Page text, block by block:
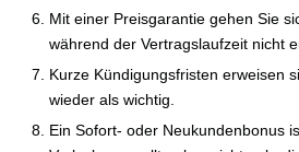
Mit einer Preisgarantie gehen Sie
während der Vertragslaufzeit nicht
Kurze Kündigungsfristen erweisen
wieder als wichtig.
Ein Sofort- oder Neukundenbonus